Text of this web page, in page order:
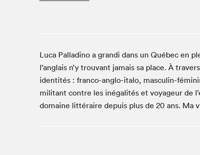
La lecture en cadeau
Le grand jeu de lecture à voix haute du Salon du
de Montréal
Lettres québécoises au Salon
Louisiane enracinée et branchée
Luca Palladino a grandi dans un Québec en
l’anglais n’y trouvant jamais sa place. À
identités : franco-anglo-italo, masculin-
militant contre les inégalités et voyageur de
domaine littéraire depuis plus de 20 ans. Ma